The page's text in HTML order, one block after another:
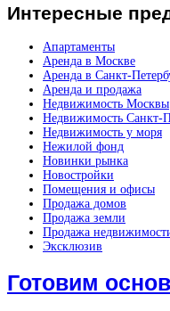
Интересные
Апартаменты
Аренда в Москве
Аренда в Санкт-
Аренда и продажа
Недвижимость Москвы
Недвижимость Санкт-
Недвижимость у моря
Нежилой фонд
Новинки рынка
Новостройки
Помещения и офисы
Продажа домов
Продажа земли
Продажа
Эксклюзив
Готовим